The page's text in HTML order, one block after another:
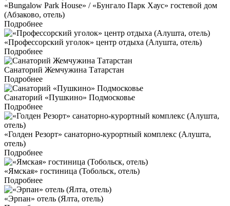
«Bungalow Park House» / «Бунгало Парк Хаус» гостевой дом
(Абзаково, отель)
Подробнее
«Профессорский уголок» центр отдыха (Алушта, отель)
Подробнее
Санаторий Жемчужина Татарстан
Подробнее
Санаторий «Пушкино» Подмосковье
Подробнее
«Голден Резорт» санаторно-курортный комплекс (Алушта,
отель)
Подробнее
«Ямская» гостиница (Тобольск, отель)
Подробнее
«Эрпан» отель (Ялта, отель)